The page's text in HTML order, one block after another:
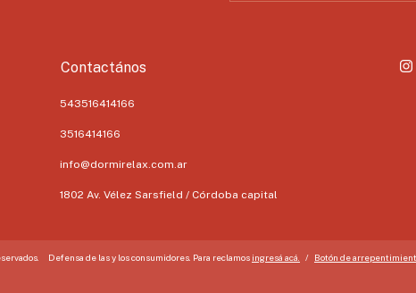
Contactános
543516414166
3516414166
info@dormirelax.com.ar
1802 Av. Vélez Sarsfield / Córdoba capital
Defensa de las y los consumidores. Para reclamos ingresá acá. / Botón de